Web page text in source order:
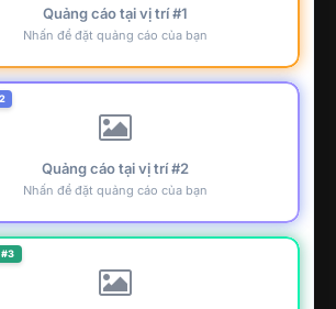
Quảng cáo tại vị trí #1
Nhấn để đặt quảng cáo của bạn
Quảng cáo tại vị trí #2
Nhấn để đặt quảng cáo của bạn